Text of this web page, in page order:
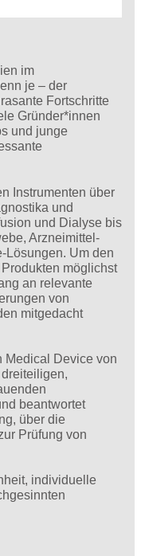
im
je – der
Fortschritte
Gründer*innen
und junge
Instrumenten über
und
und Dialyse bis
Arzneimittel-
Lösungen. Um den
möglichst
an relevante
von
mitgedacht
Medical Device von
beantwortet
über die
Prüfung von
individuelle